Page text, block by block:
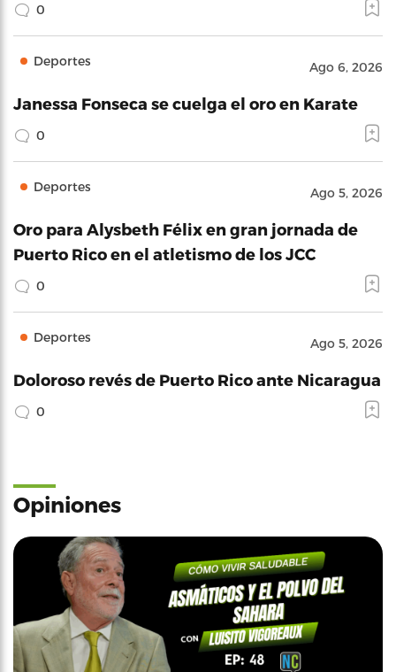
0
Deportes Ago 6, 2026
Janessa Fonseca se cuelga el oro en Karate
0
Deportes Ago 5, 2026
Oro para Alysbeth Félix en gran jornada de
Puerto Rico en el atletismo de los JCC
0
Deportes Ago 5, 2026
Doloroso revés de Puerto Rico ante Nicaragua
0
Opiniones